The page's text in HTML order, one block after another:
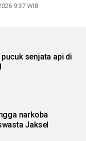
9:37 WIB
senjata api di
narkoba
Jaksel